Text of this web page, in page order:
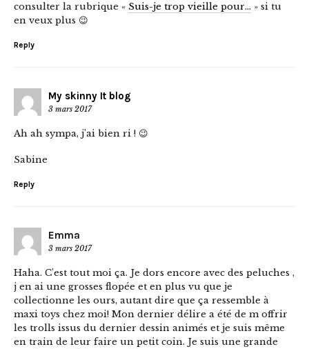
consulter la rubrique « Suis-je trop vieille pour… » si tu
en veux plus 😉
Reply
My skinny It blog
3 mars 2017
Ah ah sympa, j’ai bien ri ! 😉
Sabine
Reply
Emma
3 mars 2017
Haha. C’est tout moi ça. Je dors encore avec des peluches ,
j en ai une grosses flopée et en plus vu que je
collectionne les ours, autant dire que ça ressemble à
maxi toys chez moi! Mon dernier délire a été de m offrir
les trolls issus du dernier dessin animés et je suis même
en train de leur faire un petit coin. Je suis une grande